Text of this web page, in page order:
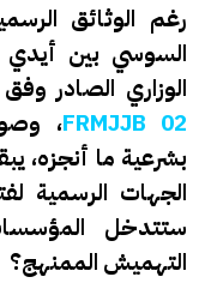
رغم الوثائق
السوسي بين أيدي
الوزاري الصادر
FRMJJB 02،
بشرعية ما أنجزه،
الجهات الرسمية
ستتدخل
التهميش الممنهج؟